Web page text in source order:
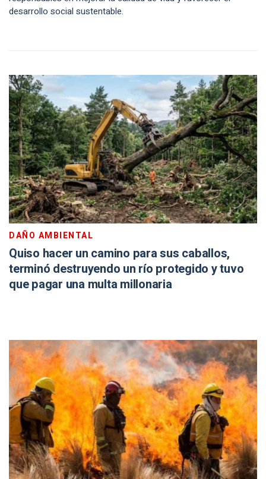
desarrollo social sustentable.
DAÑO AMBIENTAL
Quiso hacer un camino para sus caballos,
terminó destruyendo un río protegido y tuvo
que pagar una multa millonaria